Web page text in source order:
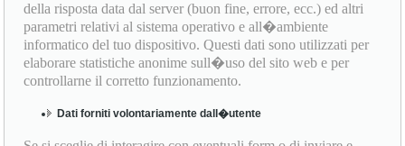
della risposta data dal server (buon fine, errore, ecc.) ed altri
parametri relativi al sistema operativo e all�ambiente
informatico del tuo dispositivo. Questi dati sono utilizzati per
elaborare statistiche anonime sull�uso del sito web e per
controllarne il corretto funzionamento.
Dati forniti volontariamente dall�utente